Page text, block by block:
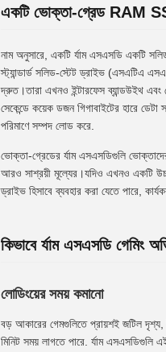
একটি ভোক্তা-গ্রেড RAM
নাম অনুসারে, একটি র্যাম এসএসডি একটি
স্ট্যান্ডার্ড সলিড-স্টেট ড্রাইভ (এসএটিএ
দ্রুত।তারা এখনও ইন্টারফেস ব্যান্ডউইথ
সেকেন্ডে কয়েক ডজন গিগাবাইটের হারে
পরিমাণে সম্পদ লোড করে.
ভোক্তা-গ্রেডের র্যাম এসএসডিগুলি
আরও সাশ্রয়ী মূল্যের।যদিও এখনও একটি উচ্চ
ড্রাইভ হিসাবে ব্যবহার করা যেতে পারে,
কিভাবে র্যাম এসএসডি গেমিং
লোডিংয়ের সময় কমানো
বড় আকারের গেমগুলিতে প্রায়শই জটিল দৃশ্য,
মিনিট সময় লাগতে পারে. র্যাম এসএসডিগুলি